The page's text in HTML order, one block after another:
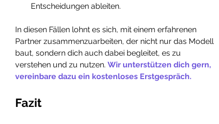
Entscheidungen ableiten.
In diesen Fällen lohnt es sich, mit einem erfahrenen
Partner zusammenzuarbeiten, der nicht nur das Modell
baut, sondern dich auch dabei begleitet, es zu
verstehen und zu nutzen. Wir unterstützen dich gern,
vereinbare dazu ein kostenloses Erstgespräch.
Fazit